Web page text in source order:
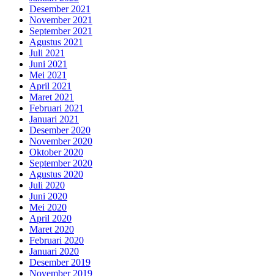
Desember 2021
November 2021
September 2021
Agustus 2021
Juli 2021
Juni 2021
Mei 2021
April 2021
Maret 2021
Februari 2021
Januari 2021
Desember 2020
November 2020
Oktober 2020
September 2020
Agustus 2020
Juli 2020
Juni 2020
Mei 2020
April 2020
Maret 2020
Februari 2020
Januari 2020
Desember 2019
November 2019